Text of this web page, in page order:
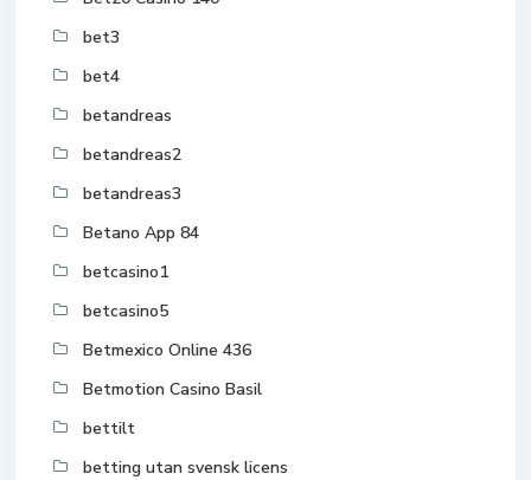
bet3
bet4
betandreas
betandreas2
betandreas3
Betano App 84
betcasino1
betcasino5
Betmexico Online 436
Betmotion Casino Basil
bettilt
betting utan svensk licens